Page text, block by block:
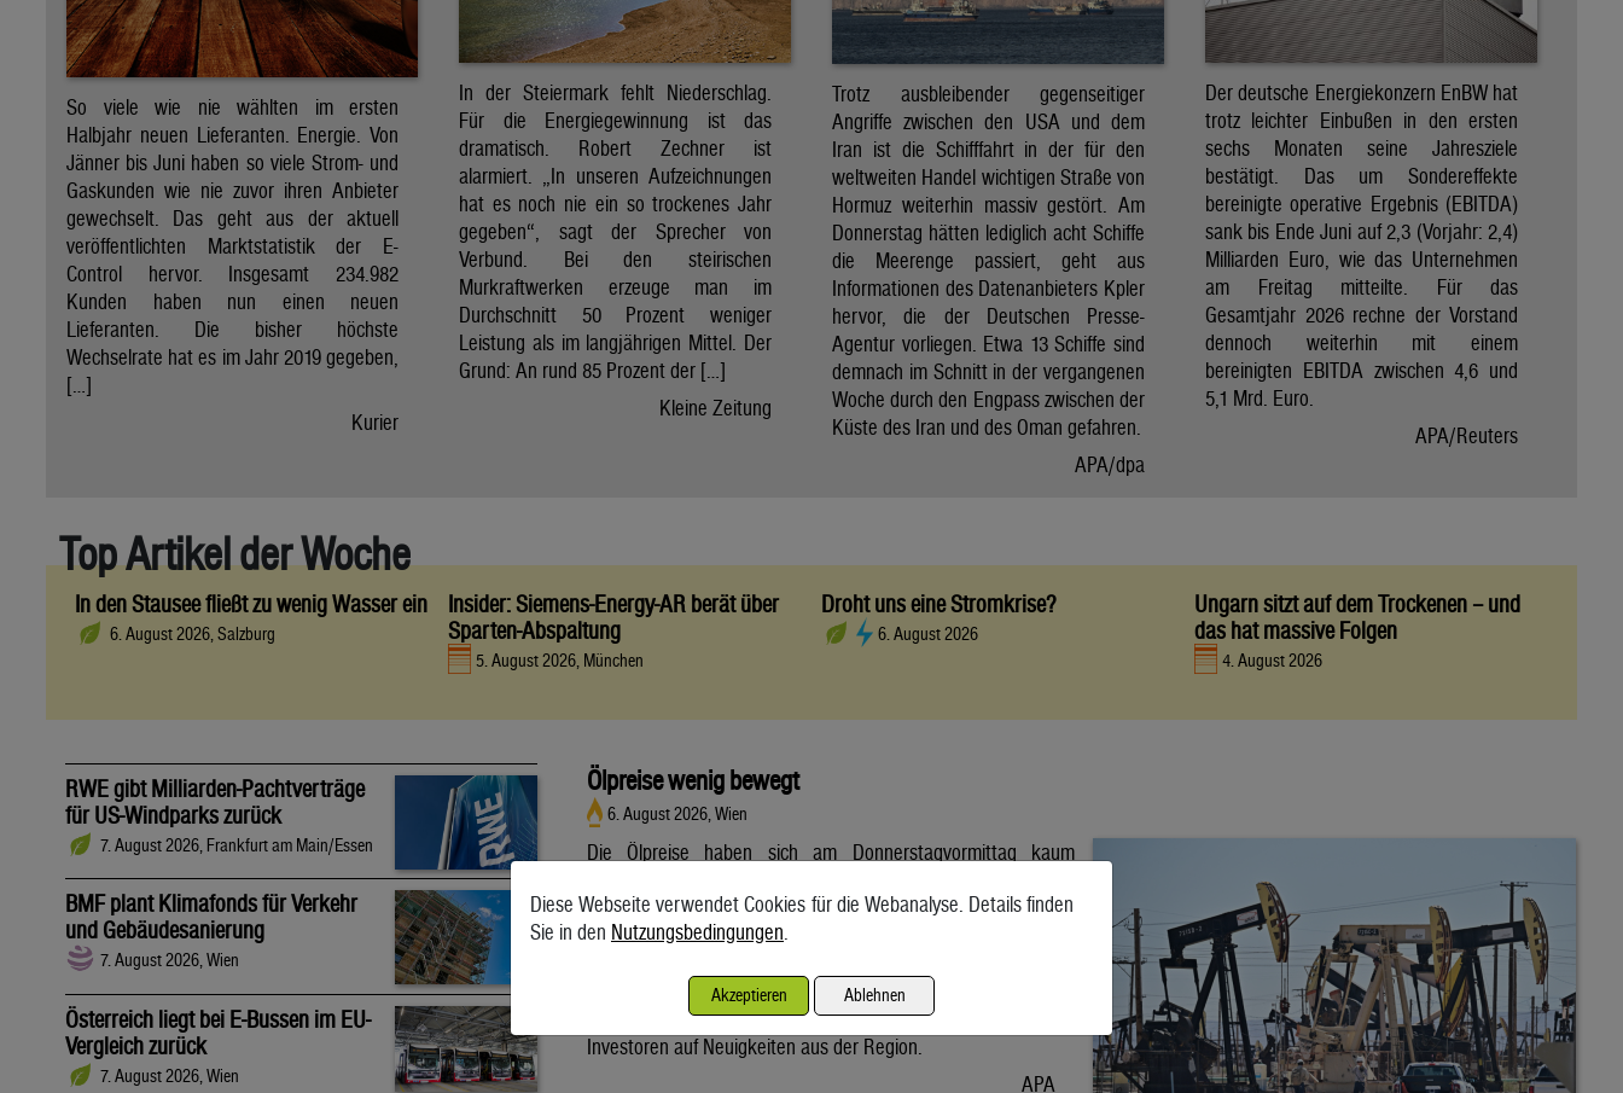
So viele wie nie wählten im ersten
Halbjahr neuen Lieferanten. Energie. Von
Jänner bis Juni haben so viele Strom- und
Gaskunden wie nie zuvor ihren Anbieter
gewechselt. Das geht aus der aktuell
veröffentlichten Marktstatistik der E-
Control hervor. Insgesamt 234.982
Kunden haben nun einen neuen
Lieferanten. Die bisher höchste
Wechselrate hat es im Jahr 2019 gegeben,
[…]
Kurier
In der Steiermark fehlt Niederschlag.
Für die Energiegewinnung ist das
dramatisch. Robert Zechner ist
alarmiert. „In unseren Aufzeichnungen
hat es noch nie ein so trockenes Jahr
gegeben“, sagt der Sprecher von
Verbund. Bei den steirischen
Murkraftwerken erzeuge man im
Durchschnitt 50 Prozent weniger
Leistung als im langjährigen Mittel. Der
Grund: An rund 85 Prozent der […]
Kleine Zeitung
Trotz ausbleibender gegenseitiger
Angriffe zwischen den USA und dem
Iran ist die Schifffahrt in der für den
weltweiten Handel wichtigen Straße von
Hormuz weiterhin massiv gestört. Am
Donnerstag hätten lediglich acht Schiffe
die Meerenge passiert, geht aus
Informationen des Datenanbieters Kpler
hervor, die der Deutschen Presse-
Agentur vorliegen. Etwa 13 Schiffe sind
demnach im Schnitt in der vergangenen
Woche durch den Engpass zwischen der
Küste des Iran und des Oman gefahren.
APA/dpa
Der deutsche Energiekonzern EnBW hat
trotz leichter Einbußen in den ersten
sechs Monaten seine Jahresziele
bestätigt. Das um Sondereffekte
bereinigte operative Ergebnis (EBITDA)
sank bis Ende Juni auf 2,3 (Vorjahr: 2,4)
Milliarden Euro, wie das Unternehmen
am Freitag mitteilte. Für das
Gesamtjahr 2026 rechne der Vorstand
dennoch weiterhin mit einem
bereinigten EBITDA zwischen 4,6 und
5,1 Mrd. Euro.
APA/Reuters
Top Artikel der Woche
In den Stausee fließt zu wenig Wasser ein
6. August 2026, Salzburg
Insider: Siemens-Energy-AR berät über
Sparten-Abspaltung
5. August 2026, München
Droht uns eine Stromkrise?
6. August 2026
Ungarn sitzt auf dem Trockenen – und
das hat massive Folgen
4. August 2026
RWE gibt Milliarden-Pachtverträge
für US-Windparks zurück
7. August 2026, Frankfurt am Main/Essen
BMF plant Klimafonds für Verkehr
und Gebäudesanierung
7. August 2026, Wien
Österreich liegt bei E-Bussen im EU-
Vergleich zurück
7. August 2026, Wien
Ölpreise wenig bewegt
6. August 2026, Wien
Die Ölpreise haben sich am Donnerstagvormittag kaum
Brent aus der Nordsee mit Lieferung Oktober kostete am
Vormittag 79,75 US-Dollar und damit 0,4 Prozent mehr als am
80 Dollar. Unter diese ist er am Dienstag wegen der Hoffnung
auf eine Lösung im Iran-Krieg gesunken. Seitdem warten
Investoren auf Neuigkeiten aus der Region.
APA
Diese Webseite verwendet Cookies für die Webanalyse. Details finden
Sie in den Nutzungsbedingungen.
Akzeptieren Ablehnen